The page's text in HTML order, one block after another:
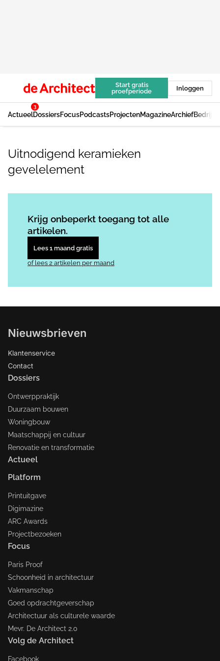
Start gratis
proefperiode
Inloggen
Actueel
3
DossiersFocusPodcastsProjectenMagazineArchief
Uitnodigend keramieken
gevelelement
Krijg onbeperkt toegang tot alle
artikelen.
Lees 1 maand gratis
of lees 2 artikelen per maand
Nieuwsbrieven
Klantenservice
Contact
Dossiers
Ontwerppraktijk
Duurzaam bouwen
Woningbouw
Maatschappij en cultuur
Renovatie en transformatie
Actueel
Platform
Printuitgave
Digimazine
ARC Awards
Projectbezoeken
Focus
Paris Proof
Schoonheid in architectuur
Vakmanschap
Goed opdrachtgeverschap
Architectuur als culturele waarde
Mevr. De Architect 2.0
Volg de Architect
Facebook